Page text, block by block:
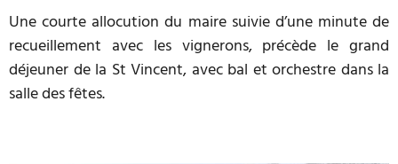
Une courte allocution du maire suivie d’une minute de
recueillement avec les vignerons, précède le grand
déjeuner de la St Vincent, avec bal et orchestre dans la
salle des fêtes.